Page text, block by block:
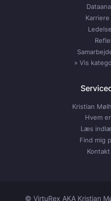
» Vis
Kristian
Hvem
Læs
Find mig
© VirtuRex AKA Kristian